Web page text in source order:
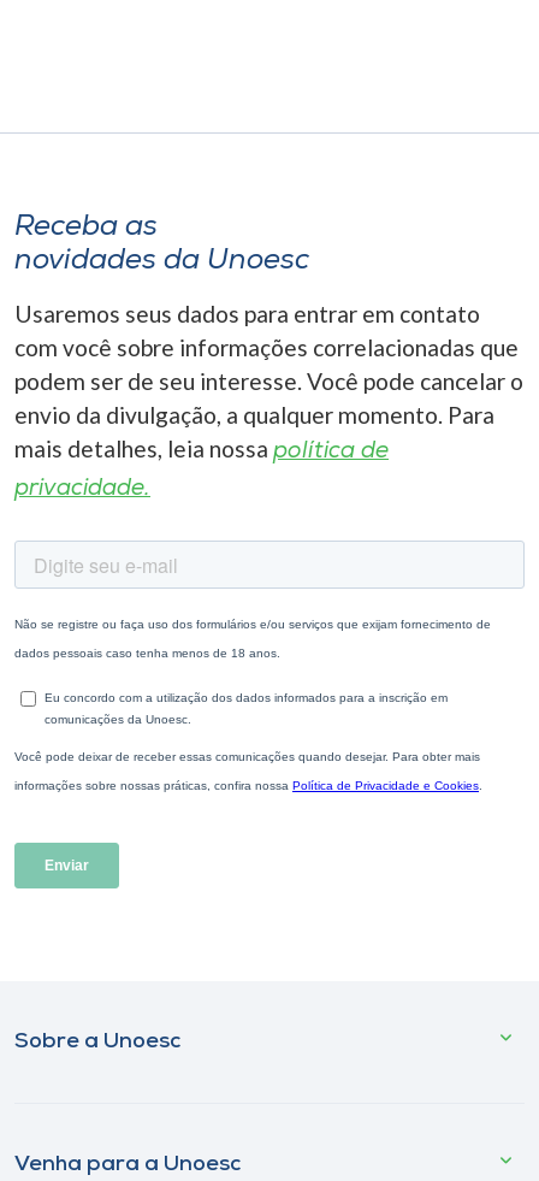
Receba as
novidades da Unoesc
Usaremos seus dados para entrar em contato
com você sobre informações correlacionadas que
podem ser de seu interesse. Você pode cancelar o
envio da divulgação, a qualquer momento. Para
mais detalhes, leia nossa política de
privacidade.
Sobre a Unoesc
Venha para a Unoesc